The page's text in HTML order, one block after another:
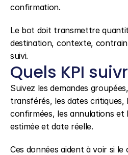
confirmation.
Le bot doit transmettre
destination, contexte,
suivi.
Quels KPI
Suivez les demandes
transférés, les dates critiques,
confirmées, les annulations
estimée et date réelle.
Ces données aident à voir si